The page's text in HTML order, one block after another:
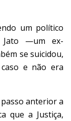
um político
Jato —um ex-
se suicidou,
e não era
anterior a
que a Justiça,